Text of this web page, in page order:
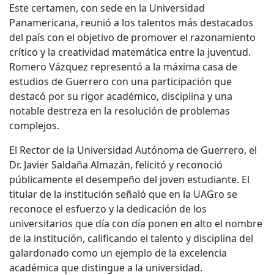
Este certamen, con sede en la Universidad
Panamericana, reunió a los talentos más destacados
del país con el objetivo de promover el razonamiento
crítico y la creatividad matemática entre la juventud.
Romero Vázquez representó a la máxima casa de
estudios de Guerrero con una participación que
destacó por su rigor académico, disciplina y una
notable destreza en la resolución de problemas
complejos.
El Rector de la Universidad Autónoma de Guerrero, el
Dr. Javier Saldaña Almazán, felicitó y reconoció
públicamente el desempeño del joven estudiante. El
titular de la institución señaló que en la UAGro se
reconoce el esfuerzo y la dedicación de los
universitarios que día con día ponen en alto el nombre
de la institución, calificando el talento y disciplina del
galardonado como un ejemplo de la excelencia
académica que distingue a la universidad.